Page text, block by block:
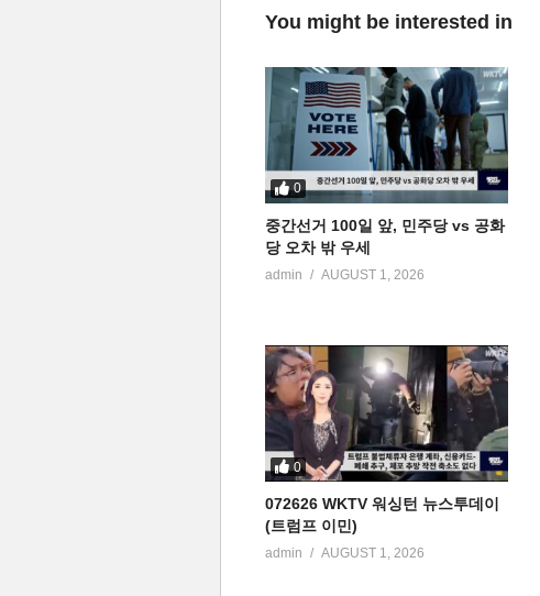
You might be interested in
0
중간선거 100일 앞, 민주당 vs 공화
당 오차 밖 우세
admin AUGUST 1, 2026
0
072626 WKTV 워싱턴 뉴스투데이
(트럼프 이민)
admin AUGUST 1, 2026